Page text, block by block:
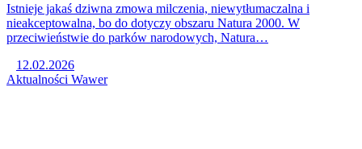
Istnieje jakaś dziwna zmowa milczenia, niewytłumaczalna i
nieakceptowalna, bo do dotyczy obszaru Natura 2000. W
przeciwieństwie do parków narodowych, Natura…
12.02.2026
Aktualności Wawer